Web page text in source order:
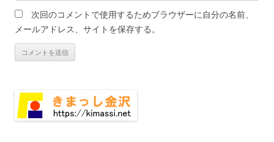
次回のコメントで使用するためブラウザーに自分の名前、
メールアドレス、サイトを保存する。